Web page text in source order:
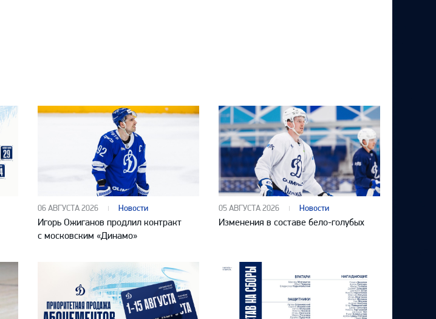
06 АВГУСТА 2026 Новости
Игорь Ожиганов продлил контракт
с московским «Динамо»
05 АВГУСТА 2026 Новости
Изменения в составе бело-голубых